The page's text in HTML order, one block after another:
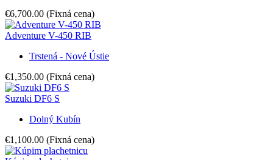
€6,700.00 (Fixná cena)
Adventure V-450 RIB
Trstená - Nové Ústie
€1,350.00 (Fixná cena)
Suzuki DF6 S
Dolný Kubín
€1,100.00 (Fixná cena)